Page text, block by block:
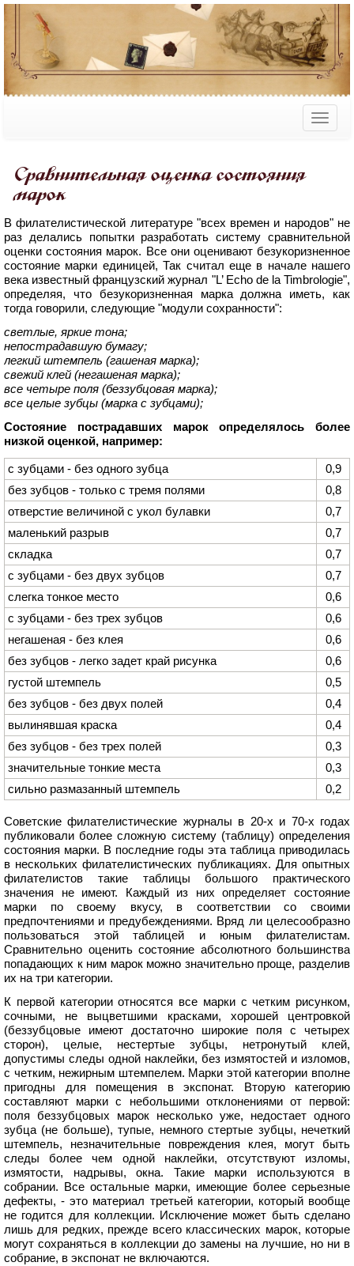
Сравнительная оценка состояния
марок
В филателистической литературе "всех времен и народов" не
раз делались попытки разработать систему сравнительной
оценки состояния марок. Все они оценивают безукоризненное
состояние марки единицей, Так считал еще в начале нашего
века известный французский журнал "L’ Echo de la Timbrologie",
определяя, что безукоризненная марка должна иметь, как
тогда говорили, следующие "модули сохранности":
светлые, яркие тона;
непострадавшую бумагу;
легкий штемпель (гашеная марка);
свежий клей (негашеная марка);
все четыре поля (беззубцовая марка);
все целые зубцы (марка с зубцами);
Состояние пострадавших марок определялось более
низкой оценкой, например:
с зубцами - без одного зубца
0,9
без зубцов - только с тремя полями
0,8
отверстие величиной с укол булавки
0,7
маленький разрыв
0,7
складка
0,7
с зубцами - без двух зубцов
0,7
слегка тонкое место
0,6
с зубцами - без трех зубцов
0,6
негашеная - без клея
0,6
без зубцов - легко задет край рисунка
0,6
густой штемпель
0,5
без зубцов - без двух полей
0,4
вылинявшая краска
0,4
без зубцов - без трех полей
0,3
значительные тонкие места
0,3
сильно размазанный штемпель
0,2
Советские филателистические журналы в 20-х и 70-х годах
публиковали более сложную систему (таблицу) определения
состояния марки. В последние годы эта таблица приводилась
в нескольких филателистических публикациях. Для опытных
филателистов такие таблицы большого практического
значения не имеют. Каждый из них определяет состояние
марки по своему вкусу, в соответствии со своими
предпочтениями и предубеждениями. Вряд ли целесообразно
пользоваться этой таблицей и юным филателистам.
Сравнительно оценить состояние абсолютного большинства
попадающих к ним марок можно значительно проще, разделив
их на три категории.
К первой категории относятся все марки с четким рисунком,
сочными, не выцветшими красками, хорошей центровкой
(беззубцовые имеют достаточно широкие поля с четырех
сторон), целые, нестертые зубцы, нетронутый клей,
допустимы следы одной наклейки, без измятостей и изломов,
с четким, нежирным штемпелем. Марки этой категории вполне
пригодны для помещения в экспонат. Вторую категорию
составляют марки с небольшими отклонениями от первой:
поля беззубцовых марок несколько уже, недостает одного
зубца (не больше), тупые, немного стертые зубцы, нечеткий
штемпель, незначительные повреждения клея, могут быть
следы более чем одной наклейки, отсутствуют изломы,
измятости, надрывы, окна. Такие марки используются в
собрании. Все остальные марки, имеющие более серьезные
дефекты, - это материал третьей категории, который вообще
не годится для коллекции. Исключение может быть сделано
лишь для редких, прежде всего классических марок, которые
могут сохраняться в коллекции до замены на лучшие, но ни в
собрание, в экспонат не включаются.